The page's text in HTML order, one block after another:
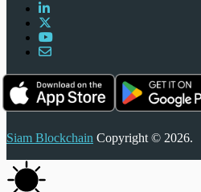
Siam Blockchain Copyright © 2026.